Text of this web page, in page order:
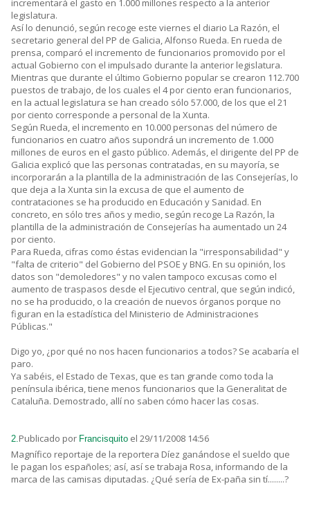
incrementará el gasto en 1.000 millones respecto a la anterior
legislatura.
Así lo denunció, según recoge este viernes el diario La Razón, el
secretario general del PP de Galicia, Alfonso Rueda. En rueda de
prensa, comparó el incremento de funcionarios promovido por el
actual Gobierno con el impulsado durante la anterior legislatura.
Mientras que durante el último Gobierno popular se crearon 112.700
puestos de trabajo, de los cuales el 4 por ciento eran funcionarios,
en la actual legislatura se han creado sólo 57.000, de los que el 21
por ciento corresponde a personal de la Xunta.
Según Rueda, el incremento en 10.000 personas del número de
funcionarios en cuatro años supondrá un incremento de 1.000
millones de euros en el gasto público. Además, el dirigente del PP de
Galicia explicó que las personas contratadas, en su mayoría, se
incorporarán a la plantilla de la administración de las Consejerías, lo
que deja a la Xunta sin la excusa de que el aumento de
contrataciones se ha producido en Educación y Sanidad. En
concreto, en sólo tres años y medio, según recoge La Razón, la
plantilla de la administración de Consejerías ha aumentado un 24
por ciento.
Para Rueda, cifras como éstas evidencian la "irresponsabilidad" y
"falta de criterio" del Gobierno del PSOE y BNG. En su opinión, los
datos son "demoledores" y no valen tampoco excusas como el
aumento de traspasos desde el Ejecutivo central, que según indicó,
no se ha producido, o la creación de nuevos órganos porque no
figuran en la estadística del Ministerio de Administraciones
Públicas."
Digo yo, ¿por qué no nos hacen funcionarios a todos? Se acabaría el
paro.
Ya sabéis, el Estado de Texas, que es tan grande como toda la
península ibérica, tiene menos funcionarios que la Generalitat de
Cataluña. Demostrado, allí no saben cómo hacer las cosas.
2.Publicado por Francisquito el 29/11/2008 14:56
Magnífico reportaje de la reportera Díez ganándose el sueldo que
le pagan los españoles; así, así se trabaja Rosa, informando de la
marca de las camisas diputadas. ¿Qué sería de Ex-paña sin tí........?